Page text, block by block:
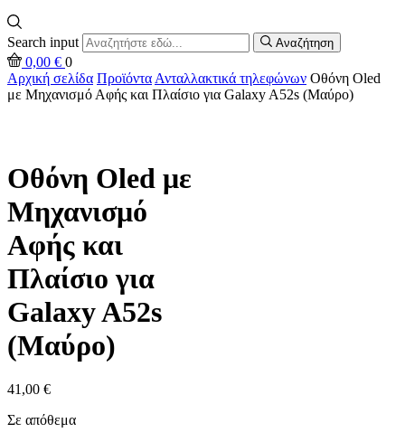
Search input Αναζήτηση
0,00 € 0
Αρχική σελίδα Προϊόντα Ανταλλακτικά τηλεφώνων Οθόνη Oled
με Μηχανισμό Αφής και Πλαίσιο για Galaxy A52s (Μαύρο)
Οθόνη Oled με
Μηχανισμό
Αφής και
Πλαίσιο για
Galaxy A52s
(Μαύρο)
41,00 €
Σε απόθεμα